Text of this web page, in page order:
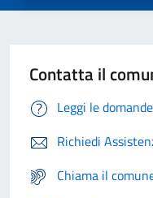
Contatta il
Leggi le
Richiedi
Chiama il